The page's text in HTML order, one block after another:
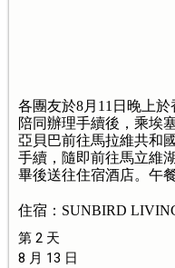
各團友於8月11日晚上
陪同辦理手續後，乘埃
亞貝巴前往馬拉維共和
手續，隨即前往馬立維
畢後送往住宿酒店。午
住宿：SUNBIRD
第 2 天
8 月 13 日